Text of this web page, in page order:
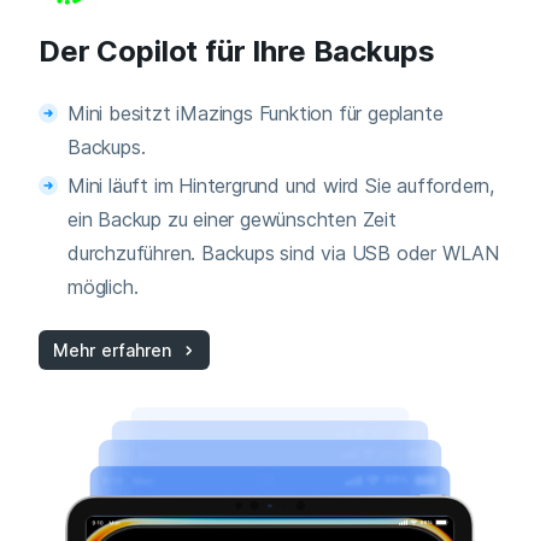
Der Copilot für Ihre Backups
Mini besitzt iMazings Funktion für geplante
Backups.
Mini läuft im Hintergrund und wird Sie auffordern,
ein Backup zu einer gewünschten Zeit
durchzuführen. Backups sind via USB oder WLAN
möglich.
Mehr erfahren